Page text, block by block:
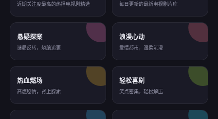
近期关注度最高的热播电视剧精选 每日更新的最新电视剧片库
悬疑探案
谜局反转，烧脑追更
浪漫心动
爱情都市，温柔沉浸
热血燃场
高燃剧情，肾上腺素
轻松喜剧
笑点密集，轻松解压